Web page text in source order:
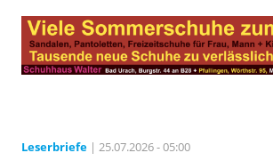
Leserbriefe | 25.07.2026 - 05:00